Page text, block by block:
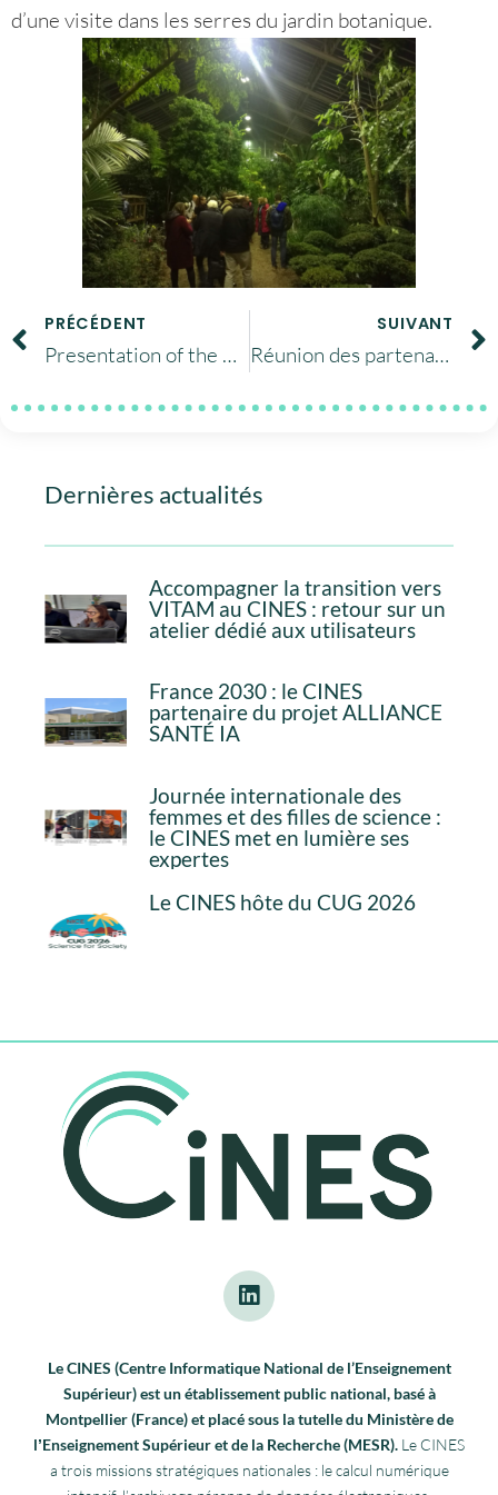
d’une visite dans les serres du jardin botanique.
PRÉCÉDENT
Presentation of the EOSC Roadmap in Vienna
SUIVANT
Réunion des partenaires ICEDIG à Bruxelles
Dernières actualités
Accompagner la transition vers
VITAM au CINES : retour sur un
atelier dédié aux utilisateurs
France 2030 : le CINES
partenaire du projet ALLIANCE
SANTÉ IA
Journée internationale des
femmes et des filles de science :
le CINES met en lumière ses
expertes
Le CINES hôte du CUG 2026
Le CINES (Centre Informatique National de l’Enseignement
Supérieur) est un établissement public national, basé à
Montpellier (France) et placé sous la tutelle du Ministère de
lʼEnseignement Supérieur et de la Recherche (MESR). Le CINES
a trois missions stratégiques nationales : le calcul numérique